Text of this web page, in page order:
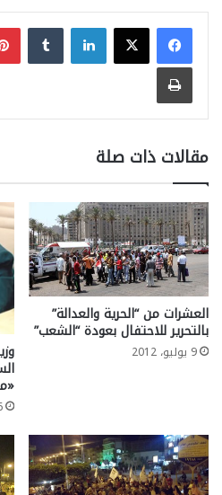
لينكدإن
طباعة
مقالات ذات صلة
العشرات من “الحرية والعدالة”
بالتحرير للاحتفال بعودة “الشعب”
9 يوليو، 2012
6